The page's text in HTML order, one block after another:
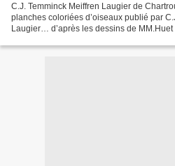
C.J. Temminck Meiffren Laugier de
planches coloriées d’oiseaux publié par
Laugier… d’après les dessins de MM.Huet